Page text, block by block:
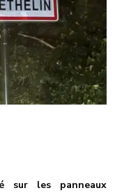
sur les panneaux